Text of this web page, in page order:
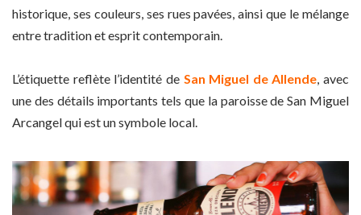
historique, ses couleurs, ses rues pavées, ainsi que le mélange
entre tradition et esprit contemporain.
L’étiquette reflète l’identité de San Miguel de Allende, avec
une des détails importants tels que la paroisse de San Miguel
Arcangel qui est un symbole local.